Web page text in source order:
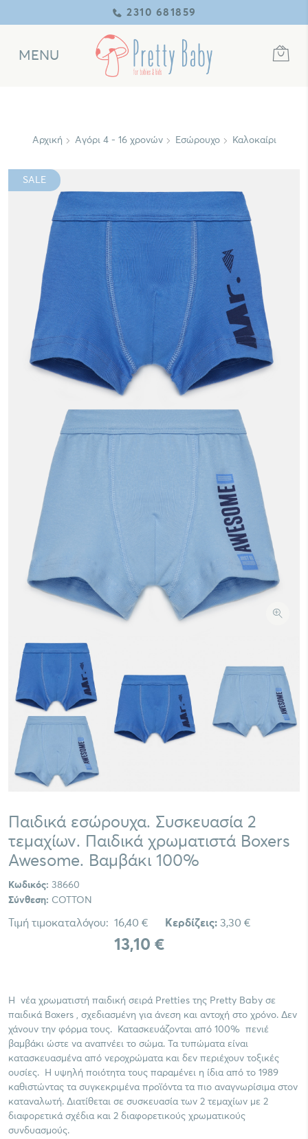
2310 681859
MENU
Αρχική Αγόρι 4 - 16 χρονών Εσώρουχο Καλοκαίρι
SALE
Παιδικά εσώρουχα. Συσκευασία 2
τεμαχίων. Παιδικά χρωματιστά Boxers
Awesome. Βαμβάκι 100%
Κωδικός: 38660
Σύνθεση: COTTON
Τιμή τιμοκαταλόγου: 16,40 €
13,10 €
Κερδίζεις: 3,30 €
Η νέα χρωματιστή παιδική σειρά Pretties της Pretty Baby σε
παιδικά Boxers , σχεδιασμένη για άνεση και αντοχή στο χρόνο. Δεν
χάνουν την φόρμα τους. Κατασκευάζονται από 100% πενιέ
βαμβάκι ώστε να αναπνέει το σώμα. Τα τυπώματα είναι
κατασκευασμένα από νεροχρώματα και δεν περιέχουν τοξικές
ουσίες. Η υψηλή ποιότητα τους παραμένει η ίδια από το 1989
καθιστώντας τα συγκεκριμένα προϊόντα τα πιο αναγνωρίσιμα στον
καταναλωτή. Διατίθεται σε συσκευασία των 2 τεμαχίων με 2
διαφορετικά σχέδια και 2 διαφορετικούς χρωματικούς
συνδυασμούς.